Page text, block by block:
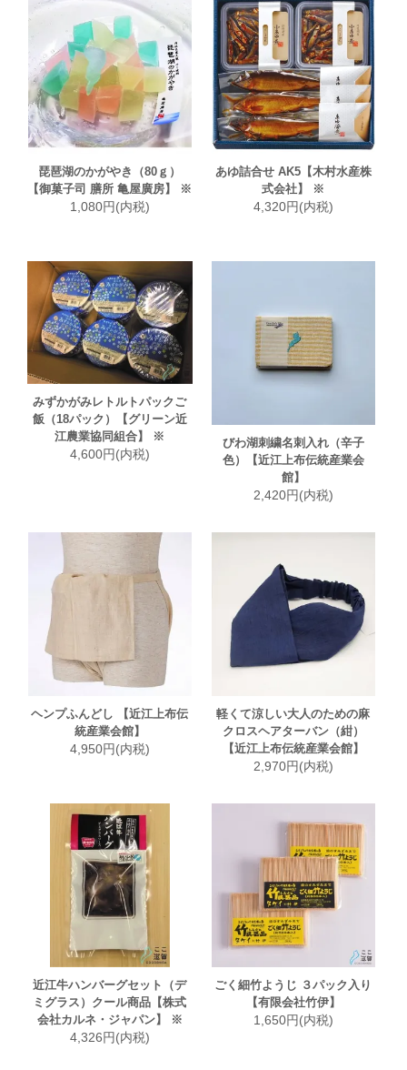
琵琶湖のかがやき（80ｇ）
【御菓子司 膳所 亀屋廣房】 ※
1,080円(内税)
あゆ詰合せ AK5【木村水産株
式会社】 ※
4,320円(内税)
みずかがみレトルトパックご
飯（18パック）【グリーン近
江農業協同組合】 ※
4,600円(内税)
びわ湖刺繍名刺入れ（辛子
色）【近江上布伝統産業会
館】
2,420円(内税)
ヘンプふんどし 【近江上布伝
統産業会館】
4,950円(内税)
軽くて涼しい大人のための麻
クロスヘアターバン（紺）
【近江上布伝統産業会館】
2,970円(内税)
近江牛ハンバーグセット（デ
ミグラス）クール商品【株式
会社カルネ・ジャパン】 ※
4,326円(内税)
ごく細竹ようじ ３パック入り
【有限会社竹伊】
1,650円(内税)